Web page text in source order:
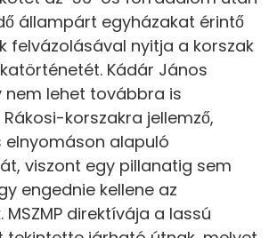
állampárt egyházakat érintő
felvázolásával nyitja a korszak
Kádár János
lehet továbbra is
korszakra jellemző,
elnyomáson alapuló
viszont egy pillanatig sem
engednie kellene az
MSZMP direktívája a lassú